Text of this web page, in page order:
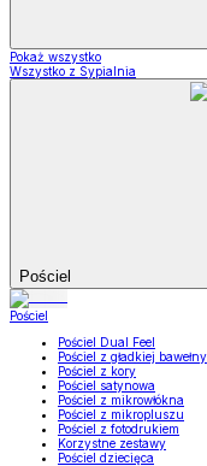
Pokaż wszystko
Wszystko z Sypialnia
Pościel
Pościel
Pościel Dual Feel
Pościel z gładkiej bawełny
Pościel z kory
Pościel satynowa
Pościel z mikrowłókna
Pościel z mikropluszu
Pościel z fotodrukiem
Korzystne zestawy
Pościel dziecięca